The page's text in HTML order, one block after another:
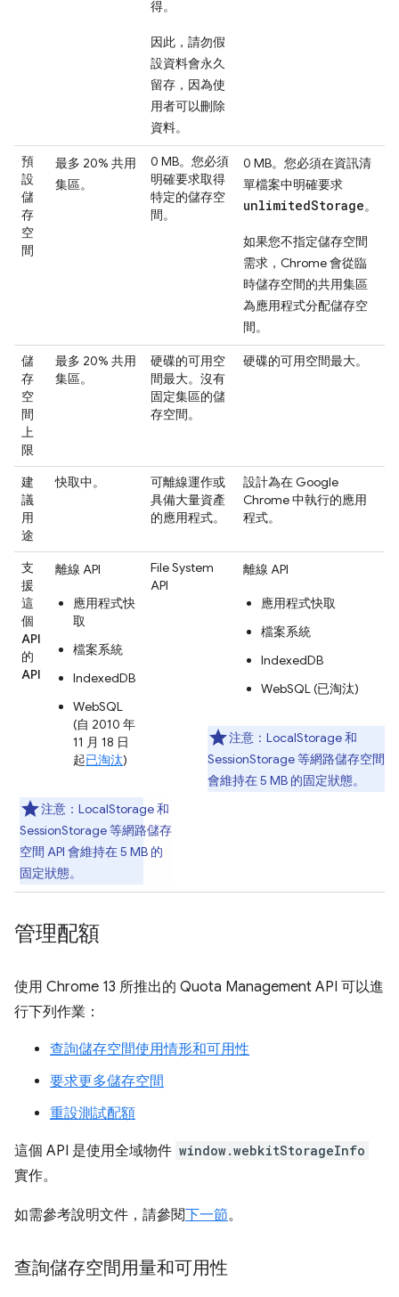
得。
因此，請勿假
設資料會永久
留存，因為使
用者可以刪除
資料。
預
設
儲
存
空
間
最多 20% 共用
集區。
0 MB。您必須
明確要求取得
特定的儲存空
間。
0 MB。您必須在資訊清
單檔案中明確要求
unlimitedStorage。
如果您不指定儲存空間
需求，Chrome 會從臨
時儲存空間的共用集區
為應用程式分配儲存空
間。
儲
存
空
間
上
限
最多 20% 共用
集區。
硬碟的可用空
間最大。沒有
固定集區的儲
存空間。
硬碟的可用空間最大。
建
議
用
途
快取中。
可離線運作或
具備大量資產
的應用程式。
設計為在 Google
Chrome 中執行的應用
程式。
支
援
這
個
API
的
API
離線 API
應用程式快
取
檔案系統
IndexedDB
WebSQL
(自 2010 年
11 月 18 日
起已淘汰)
注意： LocalStorage 和
SessionStorage 等網路儲存
空間 API 會維持在 5 MB 的
固定狀態。
File System
API
離線 API
應用程式快取
檔案系統
IndexedDB
WebSQL (已淘汰)
注意： LocalStorage 和
SessionStorage 等網路儲存空間
會維持在 5 MB 的固定狀態。
管理配額
使用 Chrome 13 所推出的 Quota Management API 可以進
行下列作業：
查詢儲存空間使用情形和可用性
要求更多儲存空間
重設測試配額
這個 API 是使用全域物件 window.webkitStorageInfo
實作。
如需參考說明文件，請參閱下一節。
查詢儲存空間用量和可用性